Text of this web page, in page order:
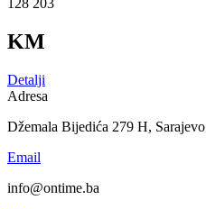
128 203
KM
Detalji
Adresa
Džemala Bijedića 279 H, Sarajevo
Email
info@ontime.ba